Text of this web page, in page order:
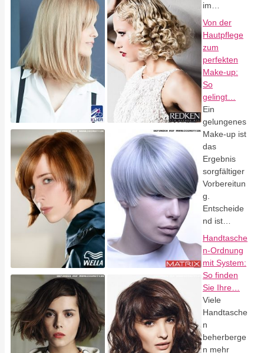
im…
Von der
Hautpflege
zum
perfekten
Make-up:
So
gelingt…
Ein
gelungenes
Make-up ist
das
Ergebnis
sorgfältiger
Vorbereitun
g.
Entscheide
nd ist…
Handtasche
n-Ordnung
mit System:
So finden
Sie Ihre…
Viele
Handtasche
n
beherberge
n mehr